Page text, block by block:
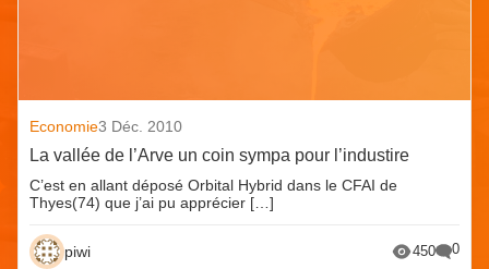
Economie3 Déc. 2010
La vallée de l’Arve un coin sympa pour l’industire
C’est en allant déposé Orbital Hybrid dans le CFAI de
Thyes(74) que j’ai pu apprécier […]
piwi 450 0